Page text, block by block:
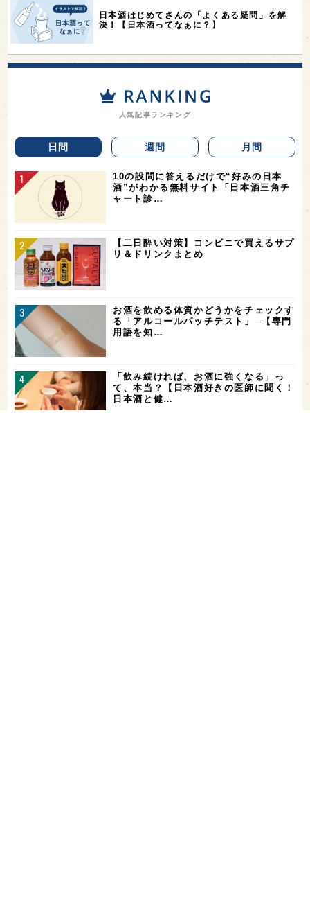
日本酒はじめてさんの「よくある疑問」を解
決！【日本酒ってなぁに？】
人気記事ランキング
日間 週間 月間
10の設問に答えるだけで“好みの日本
酒”がわかる無料サイト「日本酒三角チ
ャート診…
【二日酔い対策】コンビニで買えるサプ
リ＆ドリンクまとめ
お酒を飲める体質かどうかをチェックす
る「アルコールパッチテスト」─【専門
用語を知…
「飲み続ければ、お酒に強くなる」っ
て、本当？【日本酒好きの医師に聞く！
日本酒と健…